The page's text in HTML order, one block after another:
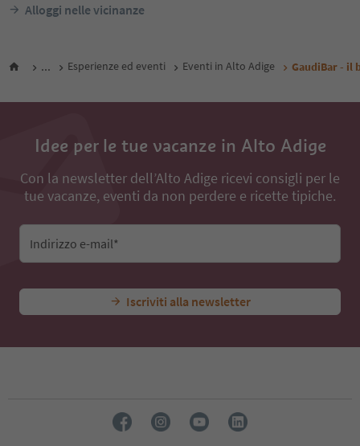
Alloggi nelle vicinanze
... Esperienze ed eventi Eventi in Alto Adige GaudiBar - il
Idee per le tue vacanze in Alto Adige
Con la newsletter dell’Alto Adige ricevi consigli per le
tue vacanze, eventi da non perdere e ricette tipiche.
Indirizzo e-mail*
Iscriviti alla newsletter